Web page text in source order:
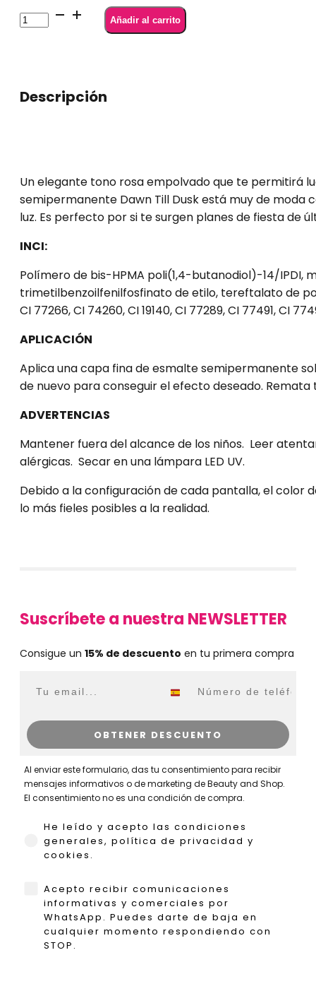
Semilac
395
7
Añadir al carrito
Descripción
Un elegante tono rosa empolvado que te permitirá
semipermanente Dawn Till Dusk está muy de
luz. Es perfecto por si te surgen planes de fiesta de
INCI:
Polímero de bis-HPMA poli(1,4-butanodiol)-14/
trimetilbenzoilfenilfosfinato de etilo, tereftalato de
CI 77266, CI 74260, CI 19140, CI 77289, CI 77491, CI
APLICACIÓN
Aplica una capa fina de esmalte semipermanente
de nuevo para conseguir el efecto deseado.
ADVERTENCIAS
Mantener fuera del alcance de los niños. Leer
alérgicas. Secar en una lámpara LED UV.
Debido a la configuración de cada pantalla, el color
lo más fieles posibles a la realidad.
Suscríbete a nuestra NEWSLETTER
Consigue un 15% de descuento en tu primera compra
OBTENER DESCUENTO
Al enviar este formulario, das tu consentimiento para recibir
mensajes informativos o de marketing de Beauty and Shop.
El consentimiento no es una condición de compra.
He leído y acepto las condiciones
He leído y acepto las condiciones
generales, política de privacidad y
cookies.
WhatsApp
Acepto recibir comunicaciones
informativas y comerciales por
WhatsApp. Puedes darte de baja en
cualquier momento respondiendo con
STOP.